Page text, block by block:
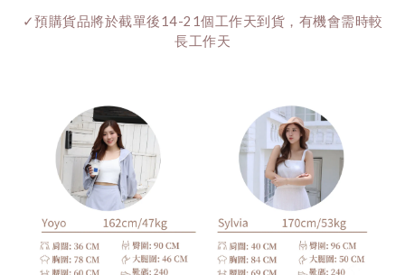
✓預購貨品將於截單後14-21個工作天到貨，有機會需時較
長工作天